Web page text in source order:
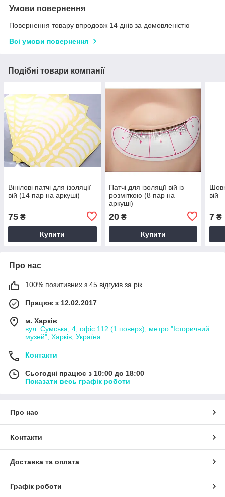
Умови повернення
Повернення товару впродовж 14 днів за домовленістю
Всі умови повернення
Подібні товари компанії
Вінілові патчі для ізоляції
вій (14 пар на аркуші)
75 ₴
Купити
Патчі для ізоляції вій із
розміткою (8 пар на
аркуші)
20₴
Купити
вій
7 ₴
Про нас
100% позитивних з 45 відгуків за рік
Працює з 12.02.2017
м. Харків
вул. Сумська, 4, офіс 112 (1 поверх), метро "Історичний
музей", Харків, Україна
Контакти
Сьогодні працює з 10:00 до 18:00
Показати весь графік роботи
Про нас
Контакти
Доставка та оплата
Графік роботи